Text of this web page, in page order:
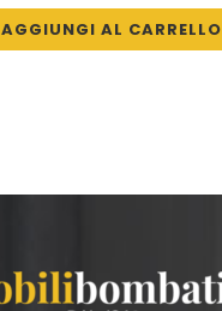
AGGIUNGI AL CARRELLO